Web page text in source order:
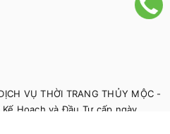
VỤ THỜI TRANG THỦY MỘC -
Hoạch và Đầu Tư cấp ngày